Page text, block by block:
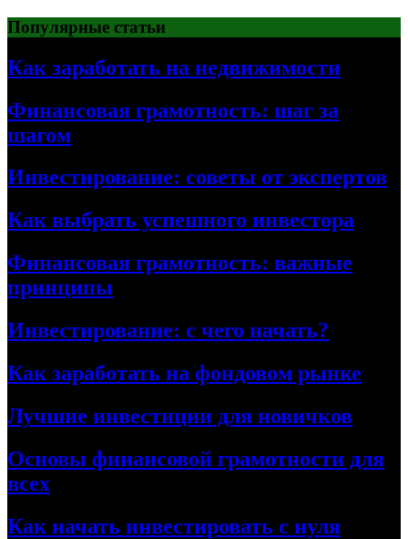
Перейти
к
содержимому
Популярные статьи
Как заработать на недвижимости
Финансовая грамотность: шаг за
шагом
Инвестирование: советы от экспертов
Как выбрать успешного инвестора
Финансовая грамотность: важные
принципы
Инвестирование: с чего начать?
Как заработать на фондовом рынке
Лучшие инвестиции для новичков
Основы финансовой грамотности для
всех
Как начать инвестировать с нуля